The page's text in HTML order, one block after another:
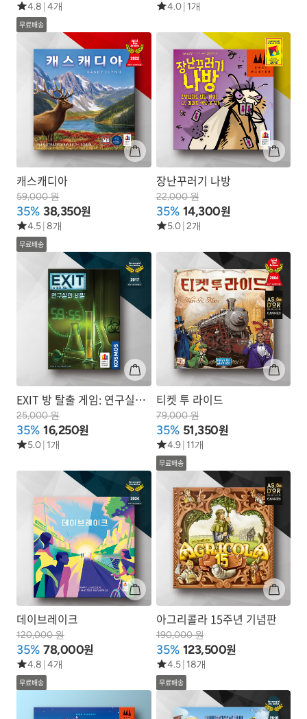
4.8 4개
무료배송
4.0 1개
캐스캐디아
59,000 원
35% 38,350원
4.5 8개
무료배송
장난꾸러기 나방
22,000 원
35% 14,300원
5.0 2개
EXIT 방 탈출 게임: 연구실의
비밀
25,000 원
35% 16,250원
5.0 1개
티켓 투 라이드
79,000 원
35% 51,350원
4.9 11개
무료배송
데이브레이크
120,000 원
35% 78,000원
4.8 4개
무료배송
아그리콜라 15주년 기념판
190,000 원
35% 123,500원
4.5 18개
무료배송